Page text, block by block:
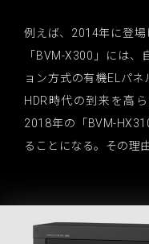
例えば、2014年に登
「BVM-X300」には
ョン方式の有機ELパ
HDR時代の到来を高
2018年の「BVM-
ることになる。その理